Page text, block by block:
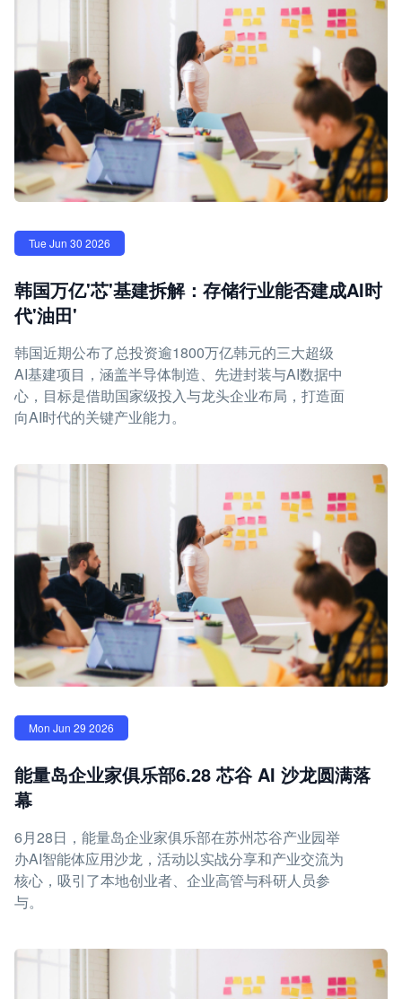
Tue Jun 30 2026
韩国万亿'芯'基建拆解：存储行业能否建成AI时
代'油田'
韩国近期公布了总投资逾1800万亿韩元的三大超级
AI基建项目，涵盖半导体制造、先进封装与AI数据中
心，目标是借助国家级投入与龙头企业布局，打造面
向AI时代的关键产业能力。
Mon Jun 29 2026
能量岛企业家俱乐部6.28 芯谷 AI 沙龙圆满落
幕
6月28日，能量岛企业家俱乐部在苏州芯谷产业园举
办AI智能体应用沙龙，活动以实战分享和产业交流为
核心，吸引了本地创业者、企业高管与科研人员参
与。